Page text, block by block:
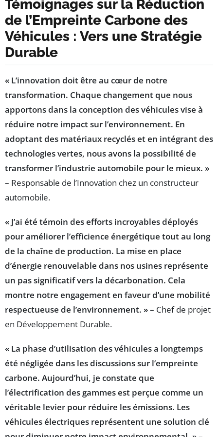
Témoignages sur la Réduction
de l’Empreinte Carbone des
Véhicules : Vers une Stratégie
Durable
« L’innovation doit être au cœur de notre
transformation. Chaque changement que nous
apportons dans la conception des véhicules vise à
réduire notre impact sur l’environnement. En
adoptant des matériaux recyclés et en intégrant des
technologies vertes, nous avons la possibilité de
transformer l’industrie automobile pour le mieux. »
– Responsable de l’Innovation chez un constructeur
automobile.
« J’ai été témoin des efforts incroyables déployés
pour améliorer l’efficience énergétique tout au long
de la chaîne de production. La mise en place
d’énergie renouvelable dans nos usines représente
un pas significatif vers la décarbonation. Cela
montre notre engagement en faveur d’une mobilité
respectueuse de l’environnement. »– Chef de projet
en Développement Durable.
« La phase d’utilisation des véhicules a longtemps
été négligée dans les discussions sur l’empreinte
carbone. Aujourd’hui, je constate que
l’électrification des gammes est perçue comme un
véritable levier pour réduire les émissions. Les
véhicules électriques représentent une solution clé